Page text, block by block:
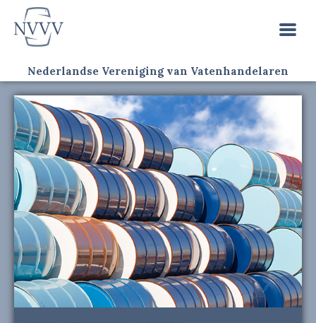
Nederlandse Vereniging van Vatenhandelaren